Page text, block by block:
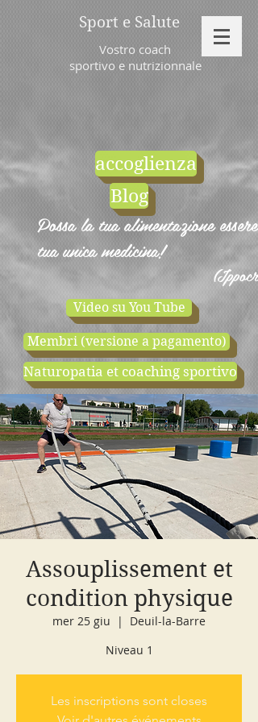
Sport e Salute
Vostro coach
sportivo e nutrizionnale
accoglienza
Blog
Possa la tua alimentazione essere
tua unica medicina!
Video su You Tube
Membri (versione a pagamento)
Naturopatia et coaching sportivo
cours d'essai negozio
Assouplissement et
condition physique
mer 25 giu
  |
Deuil-la-Barre
Niveau 1
Les inscriptions sont closes